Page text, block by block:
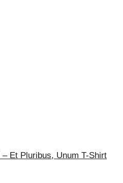
Et Pluribus, Unum T-Shirt